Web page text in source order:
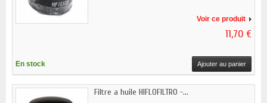
Voir ce produit
11,70 €
En stock Ajouter au panier
Filtre a huile HIFLOFILTRO -...